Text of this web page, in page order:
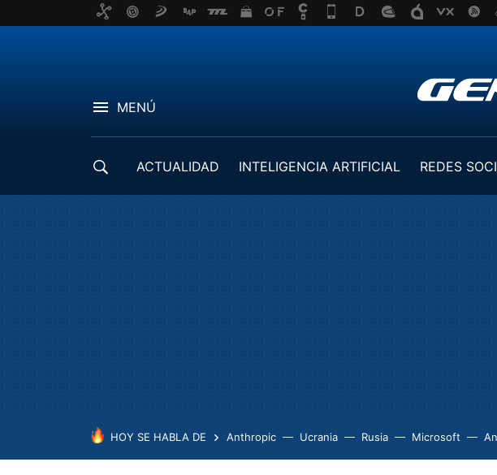
MENÚ
ACTUALIDAD INTELIGENCIA ARTIFICIAL REDES
HOY SE HABLA DE Anthropic Ucrania Rusia Microsoft